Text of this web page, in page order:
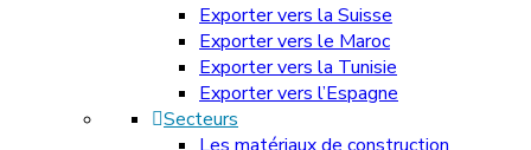
Exporter vers la Suisse
Exporter vers le Maroc
Exporter vers la Tunisie
Exporter vers l’Espagne
Secteurs